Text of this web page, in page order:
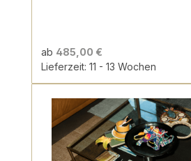
ab 485,00 €
Lieferzeit: 11 - 13 Wochen